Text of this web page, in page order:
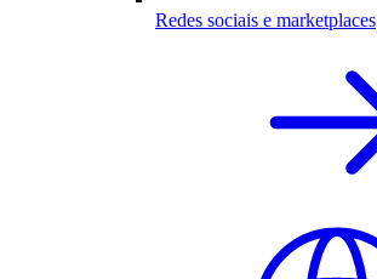
Redes sociais e marketplaces